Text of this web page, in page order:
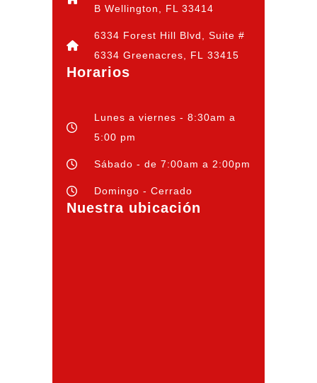
B Wellington, FL 33414
6334 Forest Hill Blvd, Suite #
6334 Greenacres, FL 33415
Horarios
Lunes a viernes - 8:30am a
5:00 pm
Sábado - de 7:00am a 2:00pm
Domingo - Cerrado
Nuestra ubicación